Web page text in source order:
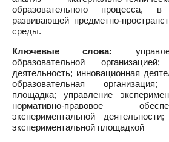
образовательного процесса,
развивающей предметно-
среды.
Ключевые слова:
образовательной организацией;
деятельность; инновационная
образовательная организация;
площадка; управление
нормативно-правовое
экспериментальной
экспериментальной площадкой